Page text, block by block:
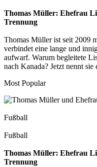
Thomas Müller: Ehefrau
Trennung
Thomas Müller ist seit 2009
verbindet eine lange und
aufwarf. Warum begleitete
nach Kanada? Jetzt nennt sie
Most Popular
Fußball
Fußball
Thomas Müller: Ehefrau
Trennung